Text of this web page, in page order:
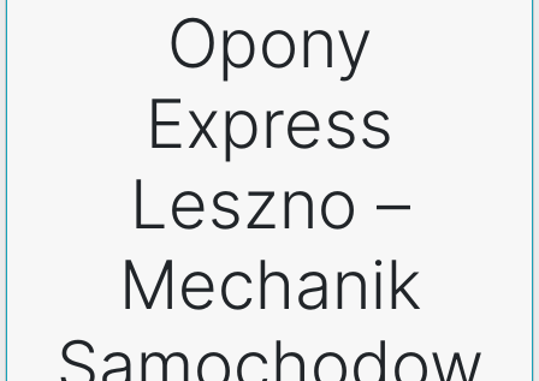
Opony
Express
Leszno –
Mechanik